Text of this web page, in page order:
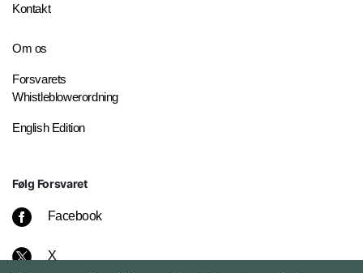
Kontakt
Om os
Forsvarets
Whistleblowerordning
English Edition
Følg Forsvaret
Facebook
X